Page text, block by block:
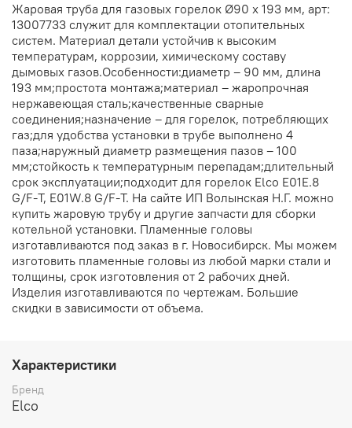
Жаровая труба для газовых горелок Ø90 x 193 мм, арт:
13007733 служит для комплектации отопительных
систем. Материал детали устойчив к высоким
температурам, коррозии, химическому составу
дымовых газов.Особенности:диаметр – 90 мм, длина
193 мм;простота монтажа;материал – жаропрочная
нержавеющая сталь;качественные сварные
соединения;назначение – для горелок, потребляющих
газ;для удобства установки в трубе выполнено 4
паза;наружный диаметр размещения пазов – 100
мм;стойкость к температурным перепадам;длительный
срок эксплуатации;подходит для горелок Elco E01E.8
G/F-T, E01W.8 G/F-T. На сайте ИП Волынская Н.Г. можно
купить жаровую трубу и другие запчасти для сборки
котельной установки. Пламенные головы
изготавливаются под заказ в г. Новосибирск. Мы можем
изготовить пламенные головы из любой марки стали и
толщины, срок изготовления от 2 рабочих дней.
Изделия изготавливаются по чертежам. Большие
скидки в зависимости от объема.
Характеристики
Бренд
Elco